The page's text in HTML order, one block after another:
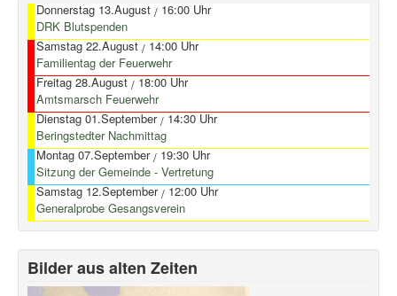
Donnerstag 13.August / 16:00 Uhr
DRK Blutspenden
Samstag 22.August / 14:00 Uhr
Familientag der Feuerwehr
Freitag 28.August / 18:00 Uhr
Amtsmarsch Feuerwehr
Dienstag 01.September/ 14:30 Uhr
Beringstedter Nachmittag
Montag 07.September/ 19:30 Uhr
Sitzung der Gemeinde - Vertretung
Samstag 12.September/ 12:00 Uhr
Generalprobe Gesangsverein
Bilder aus alten Zeiten